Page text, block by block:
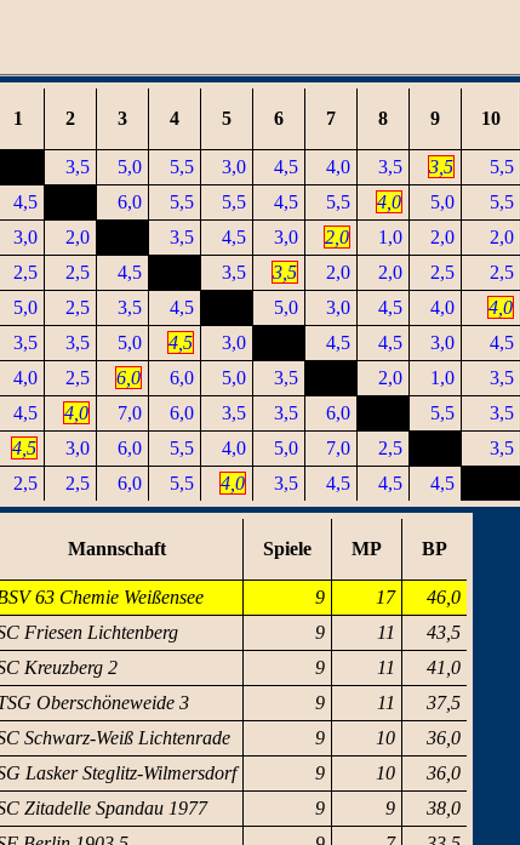
1 2 3 4 5 6 7 8 9 10
3,5 5,0 5,5 3,0 4,5 4,0 3,5 3,5 5,5
4,5 6,0 5,5 5,5 4,5 5,5 4,0 5,0 5,5
3,0 2,0 3,5 4,5 3,0 2,0 1,0 2,0 2,0
2,5 2,5 4,5 3,5 3,5 2,0 2,0 2,5 2,5
5,0 2,5 3,5 4,5 5,0 3,0 4,5 4,0 4,0
3,5 3,5 5,0 4,5 3,0 4,5 4,5 3,0 4,5
4,0 2,5 6,0 6,0 5,0 3,5 2,0 1,0 3,5
4,5 4,0 7,0 6,0 3,5 3,5 6,0 5,5 3,5
4,5 3,0 6,0 5,5 4,0 5,0 7,0 2,5 3,5
2,5 2,5 6,0 5,5 4,0 3,5 4,5 4,5 4,5
Mannschaft Spiele MP BP
63 Chemie Weißensee 9 17
46,0
Friesen Lichtenberg 9 11
43,5
Kreuzberg 2 9 11
41,0
Oberschöneweide 3 9 11
37,5
Schwarz-Weiß Lichtenrade 9 10
36,0
Lasker Steglitz-Wilmersdorf 9 10
36,0
Zitadelle Spandau 1977 9 9
38,0